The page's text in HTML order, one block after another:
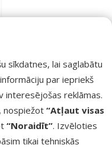
sīkdatnes, lai saglabātu
par iepriekš
interesējošas reklāmas.
nospiežot “Atļaut visas
“Noraidīt”. Izvēloties
tikai tehniskās